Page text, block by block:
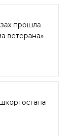
прошла
ветерана»